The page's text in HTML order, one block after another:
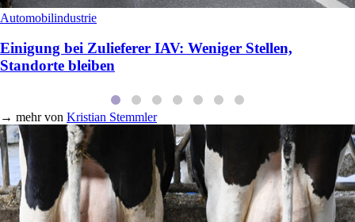
Automobilindustrie
Einigung bei Zulieferer IAV: Weniger Stellen,
Standorte bleiben
→ mehr von Kristian Stemmler